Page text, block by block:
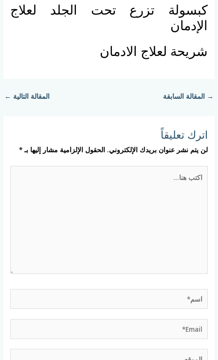
كبسولة تزرع تحت الجلد لعلاج
الإدمان
شريحة لعلاج الادمان
→ المقالة السابقة المقالة التالية ←
اترك تعليقاً
لن يتم نشر عنوان بريدك الإلكتروني. الحقول الإلزامية مشار إليها بـ*
اسم*
Email*
الموقع